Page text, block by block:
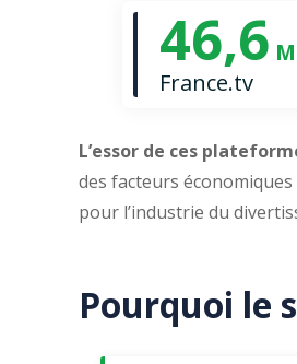
46,6 M
France.tv
L’essor de ces
des facteurs
pour l’industrie du
Pourquoi le